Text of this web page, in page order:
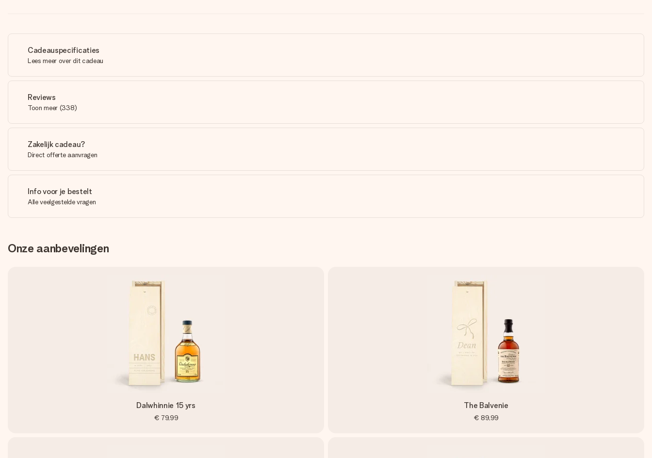
Cadeauspecificaties
Lees meer over dit cadeau
Reviews
Toon meer (338)
Zakelijk cadeau?
Direct offerte aanvragen
Info voor je bestelt
Alle veelgestelde vragen
Onze aanbevelingen
Dalwhinnie 15 yrs
€ 79,99
The Balvenie
€ 89,99